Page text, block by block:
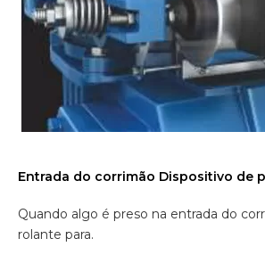
Entrada do corrimão Dispositivo de
Quando algo é preso na entrada do
rolante para.